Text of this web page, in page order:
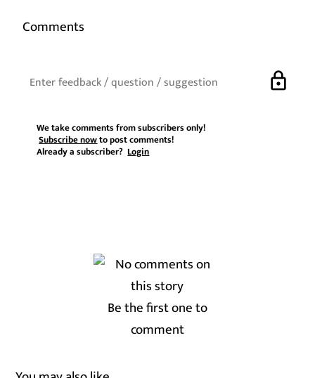
Comments
lock
We take comments from subscribers only!
Subscribe nowto post comments!
Already a subscriber?Login
Be the first one to
comment